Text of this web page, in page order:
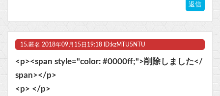
返信
15. 匿名 2018年09月15日19:18 ID:kzMTU5NTU
<p><span style="color: #0000ff;">削除しました</
span></p>
<p> </p>